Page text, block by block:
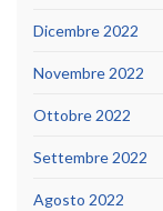
Dicembre 2022
Novembre 2022
Ottobre 2022
Settembre 2022
Agosto 2022